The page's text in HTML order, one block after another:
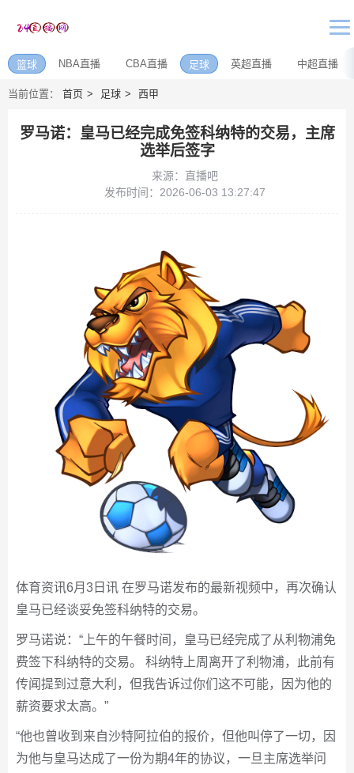
篮球 NBA直播 CBA直播 足球 英超直播 中超直播
当前位置： 首页 足球 西甲
罗马诺：皇马已经完成免签科纳特的交易，主席
选举后签字
来源：直播吧
发布时间：2026-06-03 13:27:47
体育资讯6月3日讯 在罗马诺发布的最新视频中，再次确认
皇马已经谈妥免签科纳特的交易。
罗马诺说：“上午的午餐时间，皇马已经完成了从利物浦免
费签下科纳特的交易。 科纳特上周离开了利物浦，此前有
传闻提到过意大利，但我告诉过你们这不可能，因为他的
薪资要求太高。”
“他也曾收到来自沙特阿拉伯的报价，但他叫停了一切，因
为他与皇马达成了一份为期4年的协议，一旦主席选举问